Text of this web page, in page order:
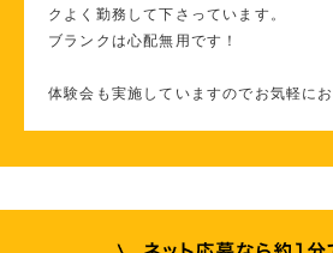
クよく勤務して下さっています。
ブランクは心配無用です！
体験会も実施していますのでお気軽に